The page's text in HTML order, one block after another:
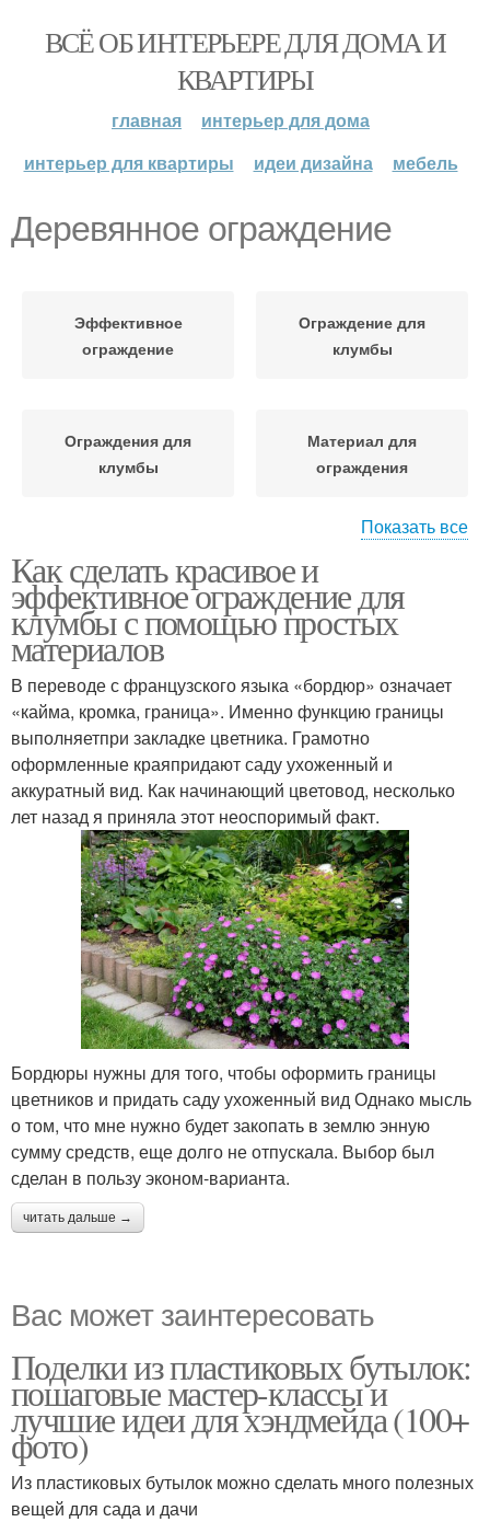
ВСЁ ОБ ИНТЕРЬЕРЕ ДЛЯ ДОМА И
КВАРТИРЫ
главная
интерьер для дома
интерьер для квартиры
идеи дизайна мебель
Деревянное ограждение
Эффективное
ограждение
Ограждение для
клумбы
Ограждения для
клумбы
Материал для
ограждения
ограждения
Ограждение для грядок
Пластиковое
ограждение
Лента для ограждения
Декоративные
ограждения
Садовые ограждения
Ограждения для клумб
Потенциальные
ограждения
Показать все
Как сделать красивое и
эффективное ограждение для
клумбы с помощью простых
материалов
В переводе с французского языка «бордюр» означает
«кайма, кромка, граница». Именно функцию границы
выполняетпри закладке цветника. Грамотно
оформленные краяпридают саду ухоженный и
аккуратный вид. Как начинающий цветовод, несколько
лет назад я приняла этот неоспоримый факт.
Бордюры нужны для того, чтобы оформить границы
цветников и придать саду ухоженный вид Однако мысль
о том, что мне нужно будет закопать в землю энную
сумму средств, еще долго не отпускала. Выбор был
сделан в пользу эконом-варианта.
читать дальше →
Вас может заинтересовать
Поделки из пластиковых бутылок:
пошаговые мастер-классы и
лучшие идеи для хэндмейда (100+
фото)
Из пластиковых бутылок можно сделать много полезных
вещей для сада и дачи